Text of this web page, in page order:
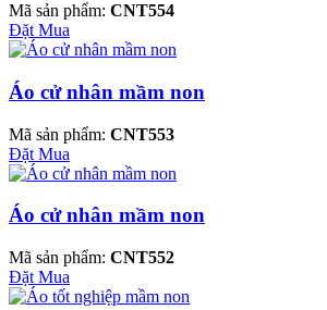
Mã sản phẩm: CNT554
Đặt Mua
Áo cử nhân mầm non
Mã sản phẩm: CNT553
Đặt Mua
Áo cử nhân mầm non
Mã sản phẩm: CNT552
Đặt Mua